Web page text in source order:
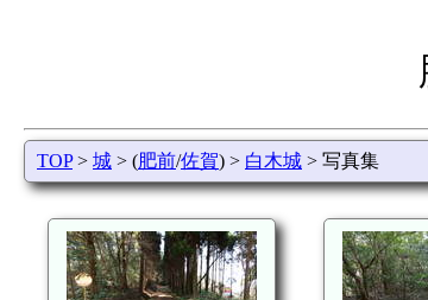
TOP> 城 > (肥前/佐賀) > 白木城 > 写真集